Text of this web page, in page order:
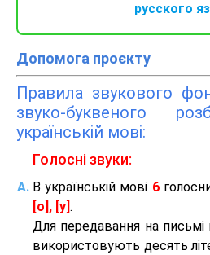
русского
Допомога проєкту
Правила звукового
звуко-буквеного
українській мові:
Голосні звуки:
В українській мові 6
[о], [у] .
Для передавання на письмі
використовують десять